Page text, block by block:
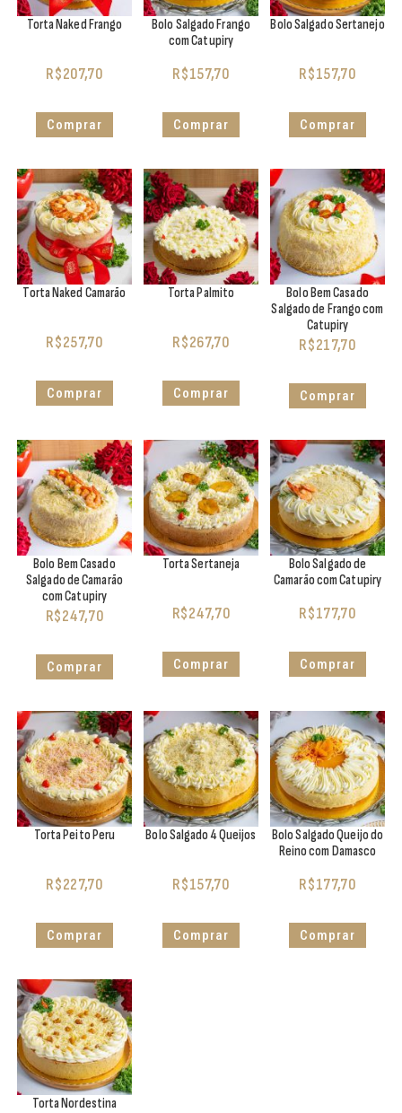
Torta Naked Frango
R$207,70
Comprar
Bolo Salgado Frango
com Catupiry
R$157,70
Comprar
Bolo Salgado Sertanejo
R$157,70
Comprar
Torta Naked Camarão
R$257,70
Comprar
Torta Palmito
R$267,70
Comprar
Bolo Bem Casado
Salgado de Frango com
Catupiry
R$217,70
Comprar
Bolo Bem Casado
Salgado de Camarão
com Catupiry
R$247,70
Comprar
Torta Sertaneja
R$247,70
Comprar
Bolo Salgado de
Camarão com Catupiry
R$177,70
Comprar
Torta Peito Peru
R$227,70
Comprar
Bolo Salgado 4 Queijos
R$157,70
Comprar
Bolo Salgado Queijo do
Reino com Damasco
R$177,70
Comprar
Torta Nordestina